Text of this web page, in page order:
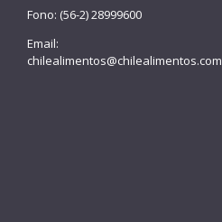
Fono: (56-2) 28999600
Email:
chilealimentos@chilealimentos.com